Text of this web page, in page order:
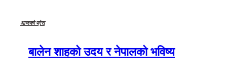
आजको प्रेस
बालेन शाहको उदय र नेपालको भविष्य